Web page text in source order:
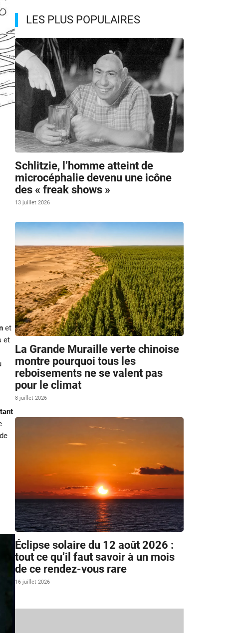
et
et
LES PLUS POPULAIRES
Schlitzie, l’homme atteint de
microcéphalie devenu une icône
des « freak shows »
13 juillet 2026
La Grande Muraille verte chinoise
montre pourquoi tous les
reboisements ne se valent pas
pour le climat
8 juillet 2026
Éclipse solaire du 12 août 2026 :
tout ce qu’il faut savoir à un mois
de ce rendez-vous rare
16 juillet 2026